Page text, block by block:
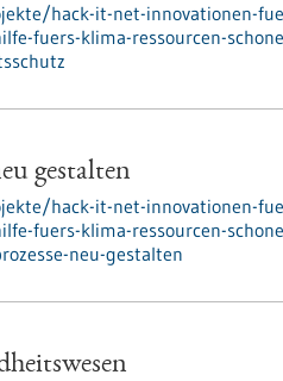
hack-it-net-innovationen-
fuers-klima-ressourcen-
gestalten
hack-it-net-innovationen-
fuers-klima-ressourcen-
neu-gestalten